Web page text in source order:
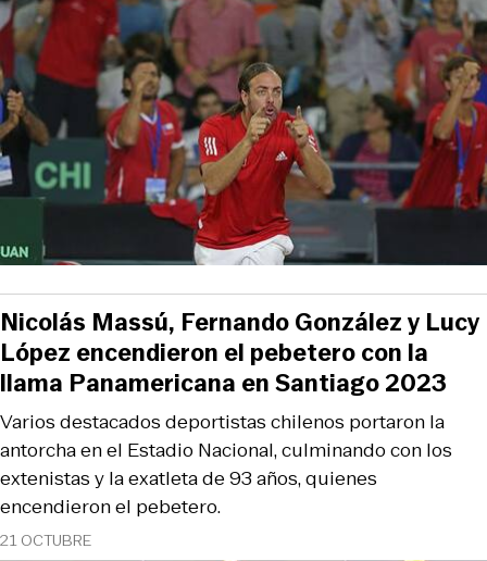
21 OCTUBRE
Varios destacados deportistas chilenos portaron la
antorcha en el Estadio Nacional, culminando con los
extenistas y la exatleta de 93 años, quienes
encendieron el pebetero.
Nicolás Massú, Fernando González y Lucy
López encendieron el pebetero con la
llama Panamericana en Santiago 2023